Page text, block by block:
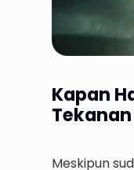
Kapan
Meskipun